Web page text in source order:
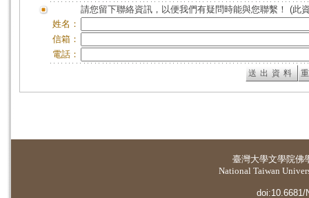
請您留下聯絡資訊，以便我們有疑問時能與您聯繫！ (此
姓名：
信箱：
電話：
臺灣大學文學院佛
National Taiwan
doi:10.6681/